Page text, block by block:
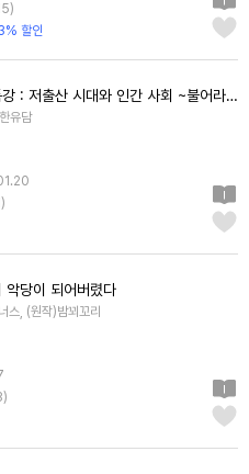
)
할인
출산 시대와 인간 사회 ~불어라 그럼 대줄 것이다~
유담
)
악당이 되어버렸다
스, (원작)밤꾀꼬리
)